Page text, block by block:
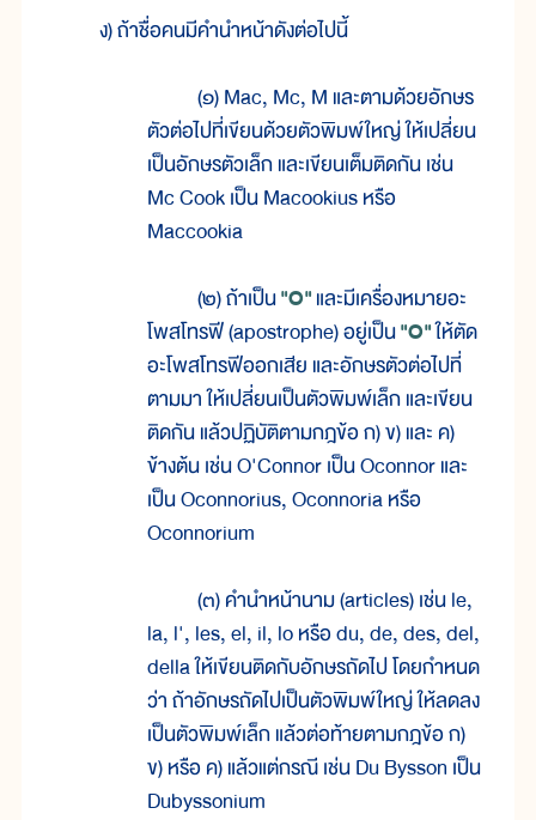
ง) ถ้าชื่อคนมีคำนำหน้าดังต่อไปนี้
(๑) Mac, Mc, M และตามด้วยอักษร
ตัวต่อไปที่เขียนด้วยตัวพิมพ์ใหญ่ ให้เปลี่ยน
เป็นอักษรตัวเล็ก และเขียนเต็มติดกัน เช่น
Mc Cook เป็น Macookius หรือ
Maccookia
(๒) ถ้าเป็น"O"และมีเครื่องหมายอะ
โพสโทรฟี (apostrophe) อยู่เป็น"O"ให้ตัด
อะโพสโทรฟีออกเสีย และอักษรตัวต่อไปที่
ตามมา ให้เปลี่ยนเป็นตัวพิมพ์เล็ก และเขียน
ติดกัน แล้วปฏิบัติตามกฎข้อ ก) ข) และ ค)
ข้างต้น เช่น O'Connor เป็น Oconnor และ
เป็น Oconnorius, Oconnoria หรือ
Oconnorium
(๓) คำนำหน้านาม (articles) เช่น le,
la, l', les, el, il, lo หรือ du, de, des, del,
della ให้เขียนติดกับอักษรถัดไป โดยกำหนด
ว่า ถ้าอักษรถัดไปเป็นตัวพิมพ์ใหญ่ ให้ลดลง
เป็นตัวพิมพ์เล็ก แล้วต่อท้ายตามกฎข้อ ก)
ข) หรือ ค) แล้วแต่กรณี เช่น Du Bysson เป็น
Dubyssonium